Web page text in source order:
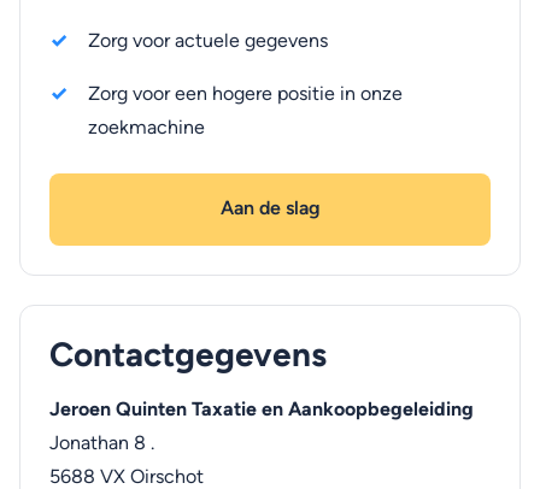
Zorg voor actuele gegevens
Zorg voor een hogere positie in onze
zoekmachine
Aan de slag
Contactgegevens
Jeroen Quinten Taxatie en Aankoopbegeleiding
Jonathan 8 .
5688 VX Oirschot